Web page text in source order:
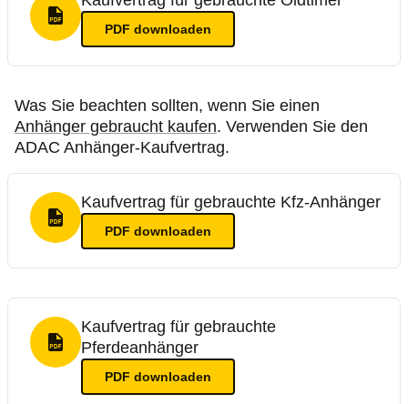
PDF Format
PDF downloaden
Was Sie beachten sollten, wenn Sie einen
Anhänger gebraucht kaufen. Verwenden Sie den
ADAC Anhänger-Kaufvertrag.
PDF Format
Kaufvertrag für gebrauchte Kfz-Anhänger
PDF downloaden
PDF Format
Kaufvertrag für gebrauchte
Pferdeanhänger
PDF downloaden